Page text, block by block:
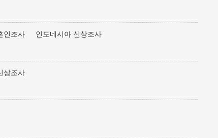
인조사 인도네시아 신상조사
상조사